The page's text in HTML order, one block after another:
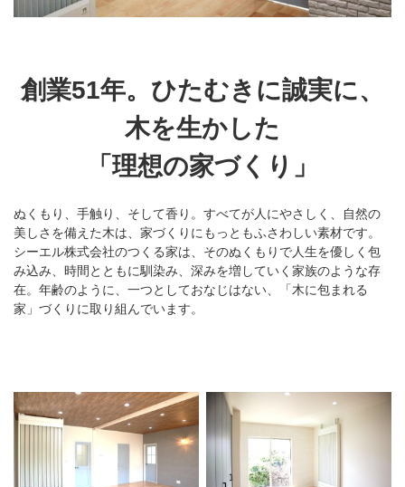
創業51年。 ひたむきに誠実に、
木を生かした
「理想の家づくり」
ぬくもり、手触り、そして香り。すべてが人にやさしく、自然の
美しさを備えた木は、家づくりにもっともふさわしい素材です。
シーエル株式会社のつくる家は、そのぬくもりで人生を優しく包
み込み、時間とともに馴染み、深みを増していく家族のような存
在。年齢のように、一つとしておなじはない、「木に包まれる
家」づくりに取り組んでいます。